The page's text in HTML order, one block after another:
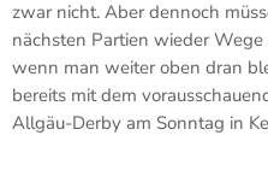
zwar nicht. Aber dennoch
nächsten Partien wieder
wenn man weiter oben dran
bereits mit dem
Allgäu-Derby am Sonntag in